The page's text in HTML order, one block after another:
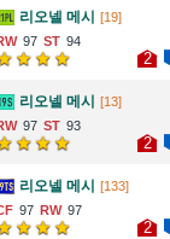
리오넬 메시
[19]
97
94
2
리오넬 메시
[13]
97
93
2
리오넬 메시
[133]
97
97
2